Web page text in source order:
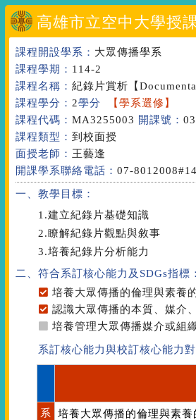
高雄市立空中大學授
課程開設學系： 大眾傳播學系
課程學期： 114-2
課程名稱： 紀錄片賞析 【
課程學分： 2學分
【學系選修】
課程代碼： MA3255003 開課號：
課程類型： 到校面授
面授老師： 王藝逢
開課學系聯絡電話： 07-
一、教學目標：
1.建立紀錄片基礎知識
2.瞭解紀錄片觀點與敘事
3.培養紀錄片分析能力
二、符合系訂核心能力 及SDGs指標 ：
培養大眾傳播的倫理與素養
認識大眾傳播的本質、媒介
培養管理大眾傳播媒介或組
系訂核心能力與校訂核心能力對
系
培養大眾傳播的倫理與素養